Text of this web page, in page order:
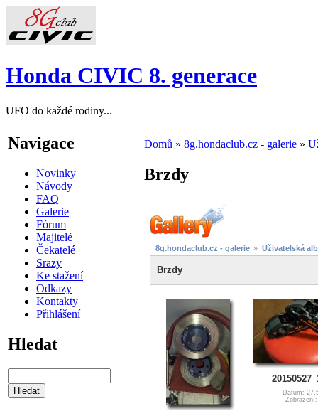
Honda CIVIC 8. generace
UFO do každé rodiny...
Navigace
Novinky
Návody
FAQ
Galerie
Fórum
Majitelé
Čekatelé
Srazy
Ke stažení
Odkazy
Kontakty
Přihlášení
Hledat
Domů » 8g.hondaclub.cz - galerie »
Brzdy
8g.hondaclub.cz - galerie Uživatelská
Brzdy
Datum:
Zobrazení: